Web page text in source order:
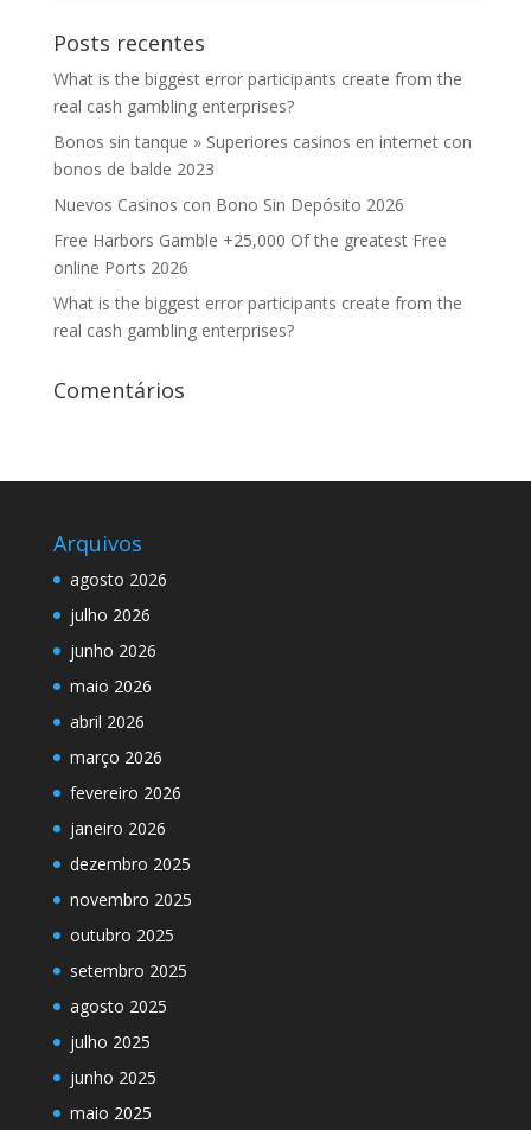
Posts recentes
What is the biggest error participants create from the
real cash gambling enterprises?
Bonos sin tanque » Superiores casinos en internet con
bonos de balde 2023
Nuevos Casinos con Bono Sin Depósito 2026
Free Harbors Gamble +25,000 Of the greatest Free
online Ports 2026
What is the biggest error participants create from the
real cash gambling enterprises?
Comentários
Arquivos
agosto 2026
julho 2026
junho 2026
maio 2026
abril 2026
março 2026
fevereiro 2026
janeiro 2026
dezembro 2025
novembro 2025
outubro 2025
setembro 2025
agosto 2025
julho 2025
junho 2025
maio 2025